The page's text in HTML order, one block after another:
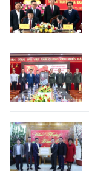
ENGLISH
FRANÇAIS
РУССКИЙ
ESPAÑOL
한국어